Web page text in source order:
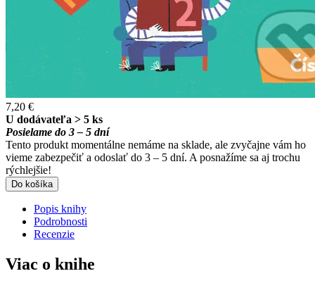
7,20 €
U dodávateľa > 5 ks
Posielame do 3 – 5 dní
Tento produkt momentálne nemáme na sklade, ale zvyčajne vám ho
vieme zabezpečiť a odoslať do 3 – 5 dní. A posnažíme sa aj trochu
rýchlejšie!
Do košíka
Popis knihy
Podrobnosti
Recenzie
Viac o knihe